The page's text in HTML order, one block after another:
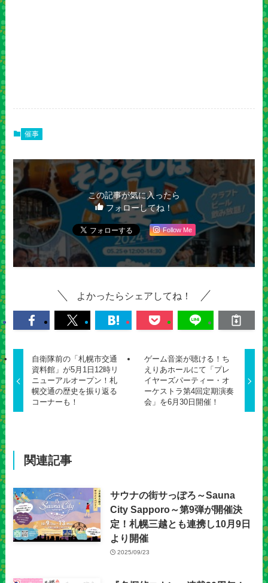
催事
この記事が気に入ったら
フォローしてね！
Follow Me
よかったらシェアしてね！
自衛隊前の「札幌市交通
資料館」が5月1日12時リ
ニューアルオープン！札
幌交通の歴史を振り返る
コーナーも！
ゲーム音楽が聴ける！ち
えりあホールにて「プレ
イヤーズパーティー・オ
ーケストラ第4回定期演奏
会」を6月30日開催！
関連記事
サウナの街サっぽろ～Sauna
City Sapporo～第9弾が開催決
定！札幌三越とも連携し10月9日
より開催
2025/09/23